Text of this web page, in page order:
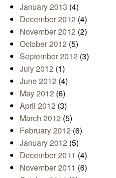
January 2013 (4)
December 2012 (4)
November 2012 (2)
October 2012 (5)
September 2012 (3)
July 2012 (1)
June 2012 (4)
May 2012 (6)
April 2012 (3)
March 2012 (5)
February 2012 (6)
January 2012 (5)
December 2011 (4)
November 2011 (6)